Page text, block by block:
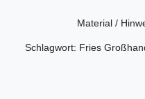
Material /
Schlagwort: Fries